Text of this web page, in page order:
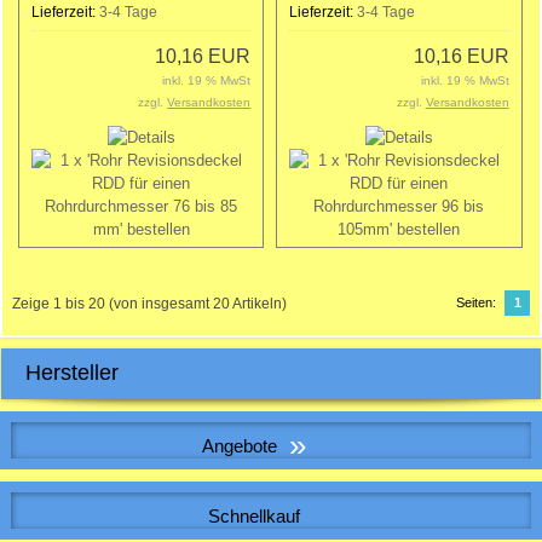
Lieferzeit: 3-4 Tage
10,16 EUR
inkl. 19 % MwSt
zzgl.Versandkosten
Lieferzeit:3-4 Tage
10,16 EUR
inkl. 19 % MwSt
zzgl. Versandkosten
Zeige 1 bis 20 (von insgesamt20Artikeln) Seiten: 1
Hersteller
Angebote »
WICKELFALZROHR , Lüftungsrohr DN 280
Schnellkauf